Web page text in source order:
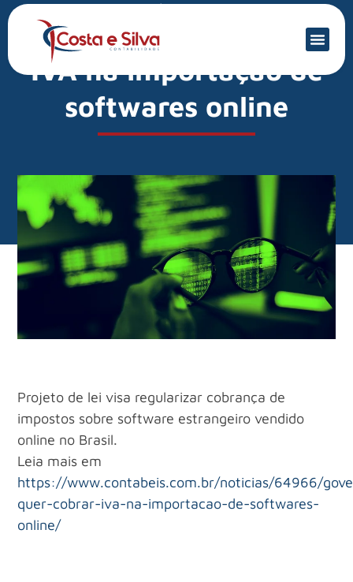
Mercado Financeiro
Governo quer cobrar
IVA na importação de
softwares online
Projeto de lei visa regularizar cobrança de
impostos sobre software estrangeiro vendido
online no Brasil.
Leia mais em
https://www.contabeis.com.br/noticias/64966/
quer-cobrar-iva-na-importacao-de-softwares-
online/